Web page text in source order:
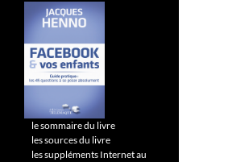
le sommaire du livre
les sources du livre
les suppléments Internet au